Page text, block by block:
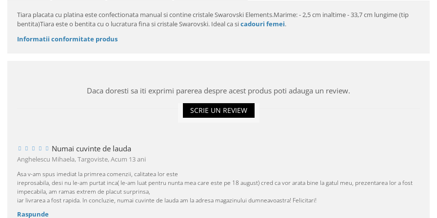
Tiara placata cu platina este confectionata manual si contine cristale Swarovski Elements.Marime: - 2,5 cm inaltime - 33,7 cm lungime (tip
bentita)Tiara este o bentita cu o lucratura fina si cristale Swarovski. Ideal ca sicadouri femei.
Informatii conformitate produs
Daca doresti sa iti exprimi parerea despre acest produs poti adauga un review.
SCRIE UN REVIEW
Numai cuvinte de lauda
Anghelescu Mihaela, Targoviste,Acum 13 ani
Asa v-am spus imediat la primrea comenzii, calitatea lor este
ireprosabila, desi nu le-am purtat inca( le-am luat pentru nunta mea care este pe 18 august) cred ca vor arata bine la gatul meu, prezentarea lor a fost
impecabila, am ramas extrem de placut surprinsa,
iar livrarea a fost rapida. In concluzie, numai cuvinte de lauda am la adresa magazinului dumneavoastra! Felicitari!
Raspunde